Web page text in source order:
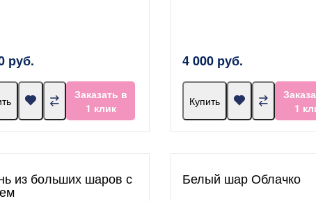
руб.
Заказать в
1 клик
4 000 руб.
Купить
1
из больших шаров с
Белый шар Облачко